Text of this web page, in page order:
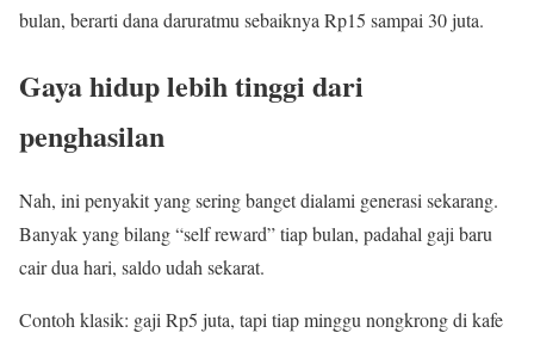
bulan, berarti dana daruratmu sebaiknya Rp15 sampai 30 juta.
Gaya hidup lebih tinggi dari
penghasilan
Nah, ini penyakit yang sering banget dialami generasi sekarang.
Banyak yang bilang “self reward” tiap bulan, padahal gaji baru
cair dua hari, saldo udah sekarat.
Contoh klasik: gaji Rp5 juta, tapi tiap minggu nongkrong di kafe